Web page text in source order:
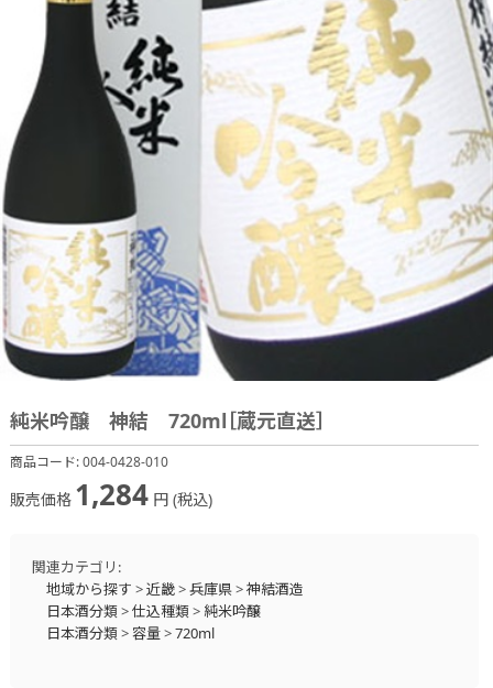
純米吟醸 神結 720ml［蔵元直送］
商品コード:004-0428-010
販売価格 1,284円 (税込)
関連カテゴリ:
地域から探す >近畿>兵庫県>神結酒造
日本酒分類>仕込種類> 純米吟醸
日本酒分類>容量>720ml